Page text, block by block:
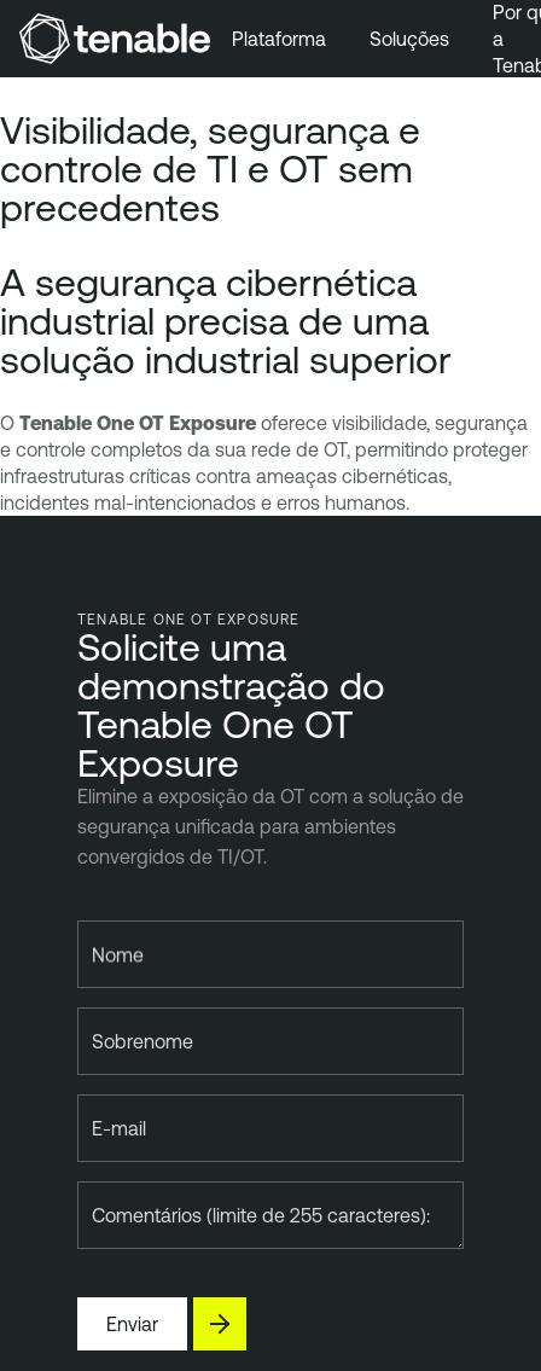
Ir para o conteúdo principal
Ir para o fim
Plataforma Soluções
Por
a
Visibilidade, segurança e
controle de TI e OT sem
precedentes
A segurança cibernética
industrial precisa de uma
solução industrial superior
O Tenable One OT Exposure oferece visibilidade, segurança
e controle completos da sua rede de OT, permitindo proteger
infraestruturas críticas contra ameaças cibernéticas,
incidentes mal-intencionados e erros humanos.
TENABLE ONE OT EXPOSURE
Solicite uma
demonstração do
Tenable One OT
Exposure
Elimine a exposição da OT com a solução de
segurança unificada para ambientes
convergidos de TI/OT.
Nome
Sobrenome
E-mail
Comentários (limite de 255 caracteres):
Enviar